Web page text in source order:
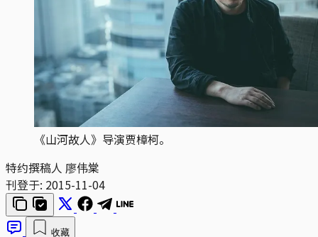
《山河故人》导演贾樟柯。
特约撰稿人 廖伟棠
刊登于: 2015-11-04
收藏